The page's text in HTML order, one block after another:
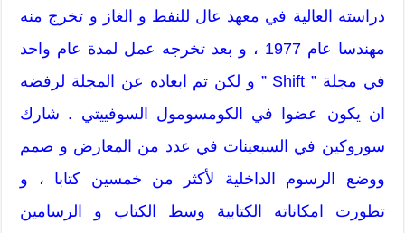
دراسته العالية في معهد عال للنفط و الغاز و تخرج منه
مهندسا عام 1977 ، و بعد تخرجه عمل لمدة عام واحد
في مجلة ” Shift ” و لكن تم ابعاده عن المجلة لرفضه
ان يكون عضوا في الكومسومول السوفييتي . شارك
سوروكين في السبعينات في عدد من المعارض و صمم
ووضع الرسوم الداخلية لأكثر من خمسين كتابا ، و
تطورت امكاناته الكتابية وسط الكتاب و الرسامين